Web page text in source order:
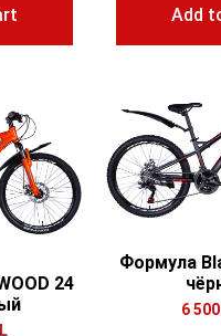
Add
24
Формула
6 500